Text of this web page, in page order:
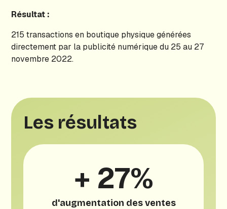
Résultat :
215 transactions en boutique physique générées
directement par la publicité numérique du 25 au 27
novembre 2022.
Les résultats
+ 27%
d'augmentation des ventes